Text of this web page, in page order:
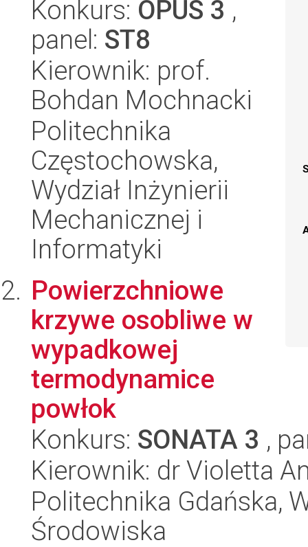
Konkurs: OPUS 3 ,
panel: ST8
Kierownik: prof.
Bohdan Mochnacki
Politechnika
Częstochowska,
Wydział Inżynierii
Mechanicznej i
Informatyki
Powierzchniowe
krzywe osobliwe w
wypadkowej
termodynamice
powłok
Konkurs: SONATA 3 ,
Kierownik: dr Violetta
Politechnika Gdańska,
Środowiska